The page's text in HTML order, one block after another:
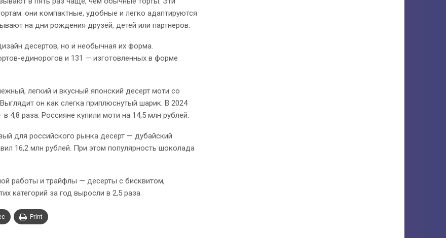
они компактные, удобные и легко адаптируются
на дни рождения друзей, детей или партнеров.
десертов, но и необычная их форма.
единорогов и 131 — изготовленных в форме
легкий и вкусный японский десерт моти со
он как слегка приплюснутый шарик. В 2024
4,8 раза. Россияне купили моти на 14,5 млн рублей.
для российского рынка десерт — дубайский
16,2 млн рублей. При этом популярность шоколада
работы и трайфлы — десерты с бисквитом,
категорий за год выросли в 2,5 раза.
Print